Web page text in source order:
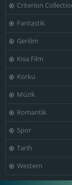
Criterion
Fantastik
Gerilim
Kısa Film
Korku
Müzik
Romantik
Spor
Tarih
Western